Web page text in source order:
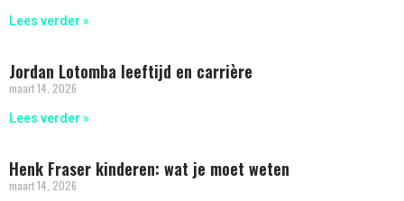
Lees verder »
Jordan Lotomba leeftijd en carrière
maart 14, 2026
Lees verder »
Henk Fraser kinderen: wat je moet weten
maart 14, 2026